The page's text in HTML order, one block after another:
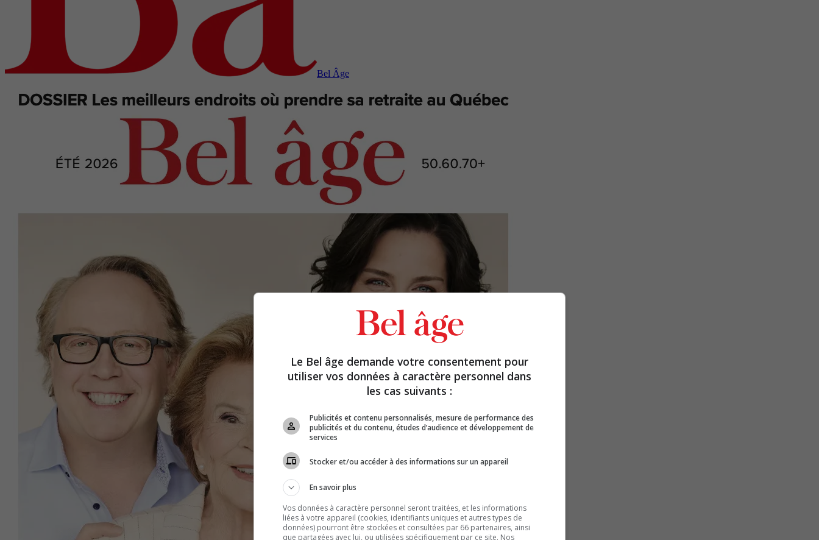
Bel Âge
Le Bel âge demande votre consentement pour
utiliser vos données à caractère personnel dans
les cas suivants :
Publicités et contenu personnalisés, mesure de performance des
publicités et du contenu, études d’audience et développement de
services
Stocker et/ou accéder à des informations sur un appareil
En savoir plus
Vos données à caractère personnel seront traitées, et les informations
liées à votre appareil (cookies, identifiants uniques et autres types de
données) pourront être stockées et consultées par 66 partenaires, ainsi
que partagées avec lui, ou utilisées spécifiquement par ce site. Nos